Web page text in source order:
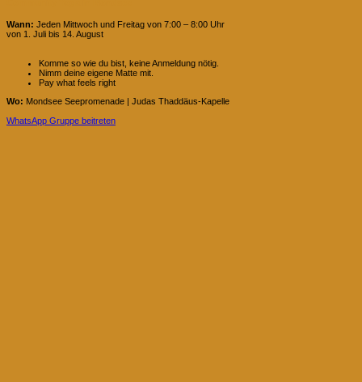
Wann: Jeden Mittwoch und Freitag von 7:00 – 8:00 Uhr
von 1. Juli bis 14. August
Komme so wie du bist, keine Anmeldung nötig.
Nimm deine eigene Matte mit.
Pay what feels right
Wo: Mondsee Seepromenade | Judas Thaddäus-Kapelle
WhatsApp Gruppe beitreten